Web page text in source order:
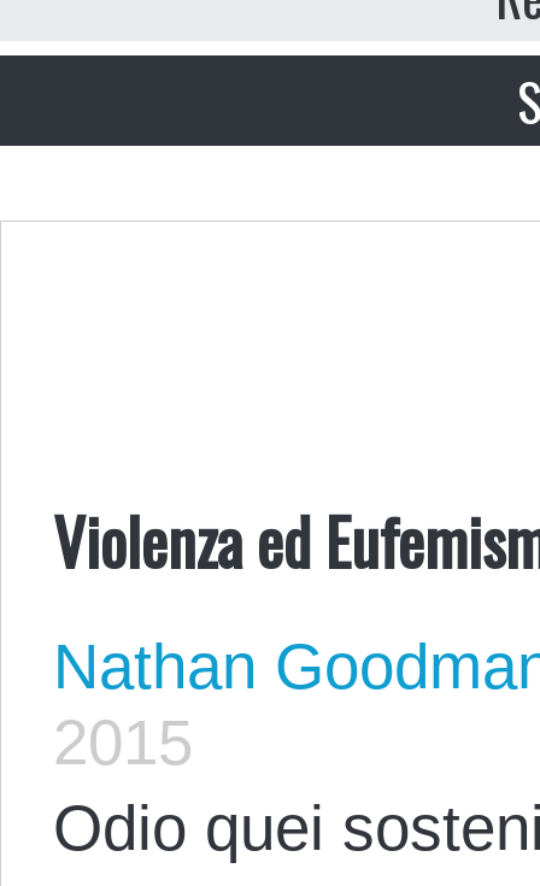
Violenza ed
Nathan
2015
Odio quei